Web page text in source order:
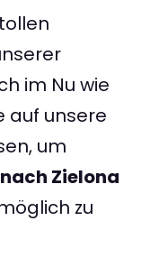
im Nu wie
auf unsere
um
Zielona
zu